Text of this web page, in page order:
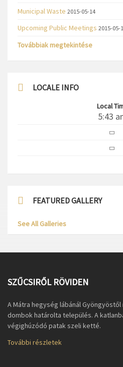
Municipal Waste 2015-05-14
Upcoming Public Meetings 2015-05-
Továbbiak megtekintése
LOCALE INFO
Local
5:43
FEATURED GALLERY
See All Galleries
SZŰCSIRŐL RÖVIDEN
A Mátra hegység lábánál
dombok határolta település. A
végighúzódó patak szeli ketté.
További részletek